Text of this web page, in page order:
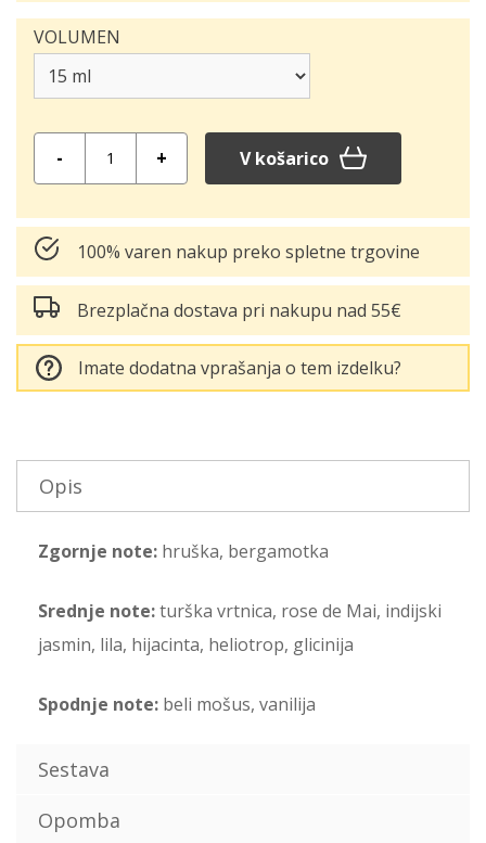
VOLUMEN
Količina:
V košarico
100% varen nakup preko spletne trgovine
Brezplačna dostava pri nakupu nad 55€
Imate dodatna vprašanja o tem izdelku?
Opis
Zgornje note: hruška, bergamotka
Srednje note:turška vrtnica, rose de Mai, indijski
jasmin, lila, hijacinta, heliotrop, glicinija
Spodnje note: beli mošus, vanilija
Sestava
Opomba